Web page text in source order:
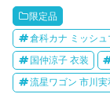
限定品
倉科カナ ミッシュ
国仲涼子 衣装
流星ワゴン 市川実